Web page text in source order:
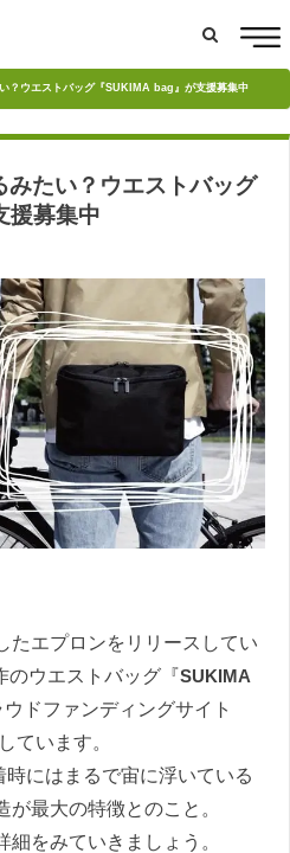
？ウエストバッグ『SUKIMA bag』が支援募集中
みたい？ウエストバッグ
援募集中
たエプロンをリリースしてい
のウエストバッグ『SUKIMA
ドファンディングサイト
ています。
時にはまるで宙に浮いている
最大の特徴とのこと。
をみていきましょう。